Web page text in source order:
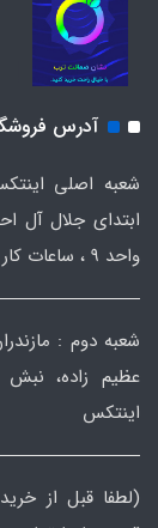
آدرس
شعبه اصلی
واحد ۹ ، ساعات کار فروشگاه : ۱۰ صبح تا ۹ شب.
عظیم زاده،
اینتکس
(لطفا قبل از